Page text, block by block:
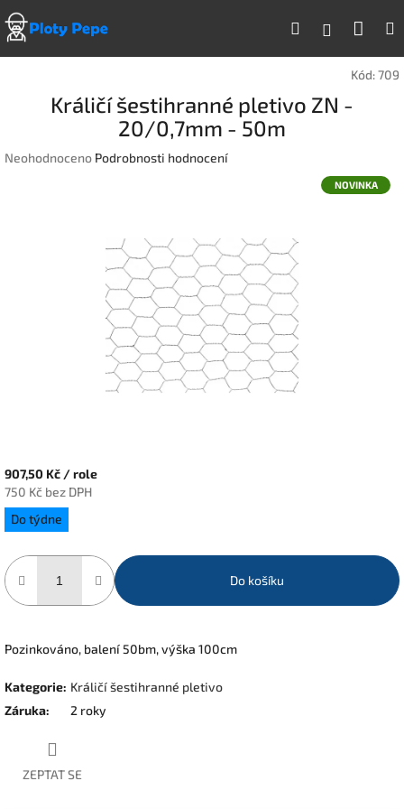
na
obsah
Hledat
Kód:709
Králičí šestihranné pletivo ZN -
20/0,7mm - 50m
Průměrné
Neohodnoceno Podrobnosti hodnocení
NOVINKA
907,50 Kč / role
750 Kč bez DPH
Měrná
cena:
Do týdne
Do košíku
Pozinkováno, balení 50bm, výška 100cm
Kategorie: Králičí šestihranné pletivo
Záruka: 2 roky
ZEPTAT SE